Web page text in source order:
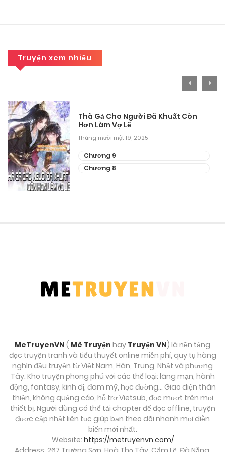
Tháng 9 27, 2025
Chương 97
Chương 96
Tháng 9 27, 2025
Chương 95
Tháng 9 27, 2025
Chương 92
Tháng 9 27, 2025
Chương 90
Tháng 9 27, 2025
Chương 89
Tháng 9 27, 2025
Chương 88
Truyện xem nhiều
Thà Gả Cho Người Đã Khuất Còn
Hơn Làm Vợ Lẽ
Tháng mười một 19, 2025
Chương 9
Chương 8
MeTruyenVN ( Mê Truyện hay Truyện VN) là nền tảng
đọc truyện tranh và tiểu thuyết online miễn phí, quy tụ hàng
nghìn đầu truyện từ Việt Nam, Hàn, Trung, Nhật và phương
Tây. Kho truyện phong phú với các thể loại: lãng mạn, hành
động, fantasy, kinh dị, đam mỹ, học đường… Giao diện thân
thiện, không quảng cáo, hỗ trợ Vietsub, đọc mượt trên mọi
thiết bị. Người dùng có thể tải chapter để đọc offline, truyện
được cập nhật liên tục giúp bạn theo dõi nhanh mọi diễn
biến mới nhất.
Website: https://metruyenvn.com/